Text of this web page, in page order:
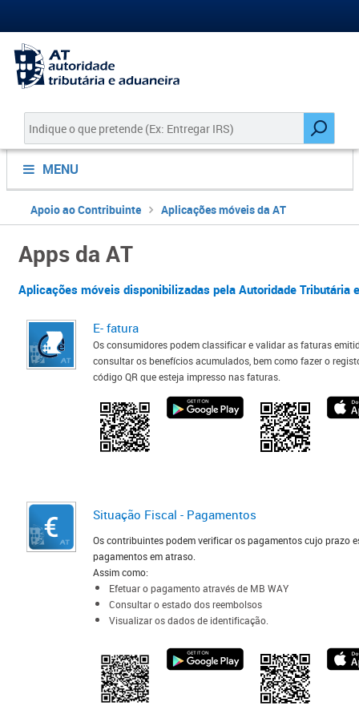
MENU
Apoio ao Contribuinte Aplicações móveis da AT
​​​Apps da AT​
Aplicações móveis di​sponibilizadas pela Autoridade Tributária
E- fatura
Os consumidores podem class​if​​icar e validar as faturas
consultar os benefícios acumulados, bem como fazer o
código QR que esteja impresso nas faturas.
Situação Fiscal - Pagamentos​
Os contribuintes podem verificar os pagamentos cujo prazo
pagamentos em atraso.
Assim como:
Efetuar o pagamento através de MB WAY
Consultar o estado dos reembolsos ​
Visualizar os dados de identificação.